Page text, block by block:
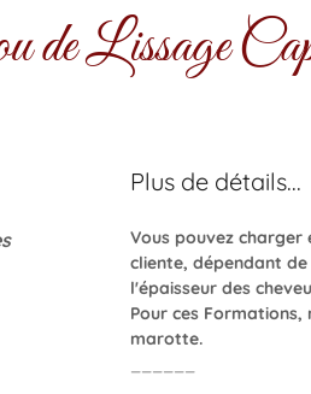
de Lissage
Plus de détails...
Vous pouvez
cliente, dépendant
l'épaisseur des
Pour ces
marotte.